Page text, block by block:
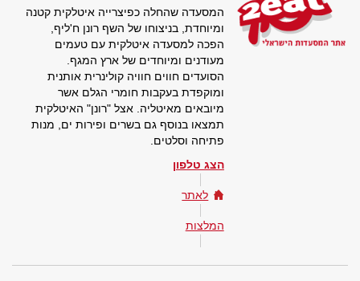
המסעדה שהחלה כפיצרייה איטלקית קטנה
ומיוחדת, בניצוחו של השף רונן ח'ליף,
הפכה למסעדה איטלקית עם טעמים
מעודנים ומיוחדים של ארץ המגף.
הסועדים חווים חוויה קולינרית אותנית
ומוקפדת בעקבות חומרי הגלם אשר
מיובאים מאיטליה. אצל "רונן" האיטלקית
תמצאו בנוסף גם בשרים ופירות ים, מנות
פתיחה וסלטים.
הצג טלפון
לאתר
המלצות